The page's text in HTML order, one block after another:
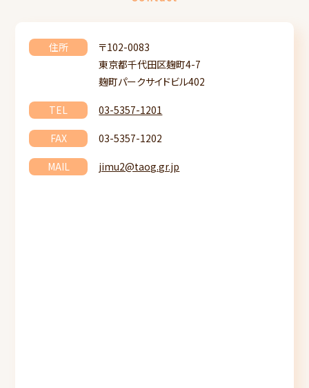
住所
〒102-0083
東京都千代田区麹町4-7
麹町パークサイドビル402
TEL 03-5357-1201
FAX 03-5357-1202
MAIL jimu2@taog.gr.jp